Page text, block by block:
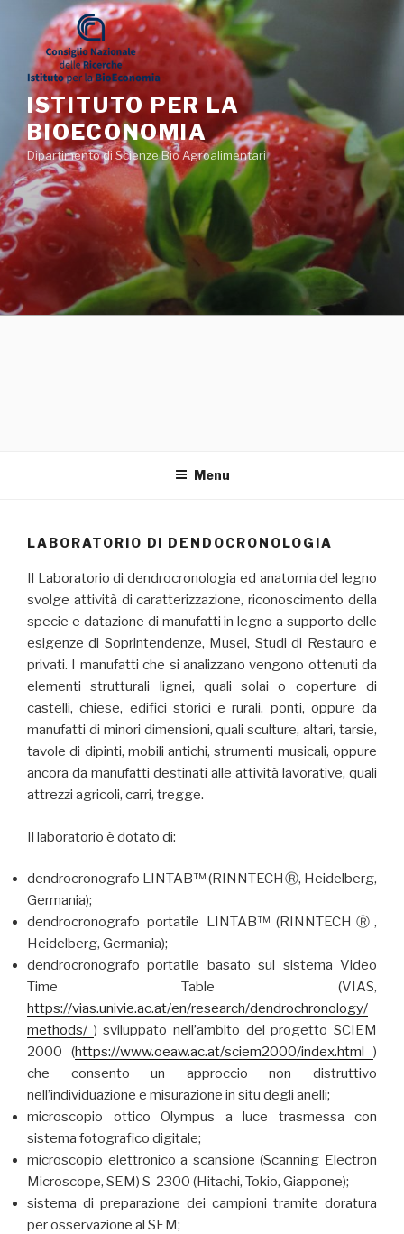
contenuto
ISTITUTO PER LA
BIOECONOMIA
Dipartimento di Scienze Bio Agroalimentari
Menu
LABORATORIO DI DENDOCRONOLOGIA
Il Laboratorio di dendrocronologia ed anatomia del legno
svolge attività di caratterizzazione, riconoscimento della
specie e datazione di manufatti in legno a supporto delle
esigenze di Soprintendenze, Musei, Studi di Restauro e
privati. I manufatti che si analizzano vengono ottenuti da
elementi strutturali lignei, quali solai o coperture di
castelli, chiese, edifici storici e rurali, ponti, oppure da
manufatti di minori dimensioni, quali sculture, altari, tarsie,
tavole di dipinti, mobili antichi, strumenti musicali, oppure
ancora da manufatti destinati alle attività lavorative, quali
attrezzi agricoli, carri, tregge.
Il laboratorio è dotato di:
dendrocronografo LINTAB™ (RINNTECHⓇ, Heidelberg,
Germania);
dendrocronografo portatile LINTAB™ (RINNTECHⓇ,
Heidelberg, Germania);
dendrocronografo portatile basato sul sistema Video
Time Table (VIAS,
https://vias.univie.ac.at/en/research/dendrochronology/
methods/ ) sviluppato nell’ambito del progetto SCIEM
2000 (https://www.oeaw.ac.at/sciem2000/index.html )
che consento un approccio non distruttivo
nell’individuazione e misurazione in situ degli anelli;
microscopio ottico Olympus a luce trasmessa con
sistema fotografico digitale;
microscopio elettronico a scansione (Scanning Electron
Microscope, SEM) S-2300 (Hitachi, Tokio, Giappone);
sistema di preparazione dei campioni tramite doratura
per osservazione al SEM;